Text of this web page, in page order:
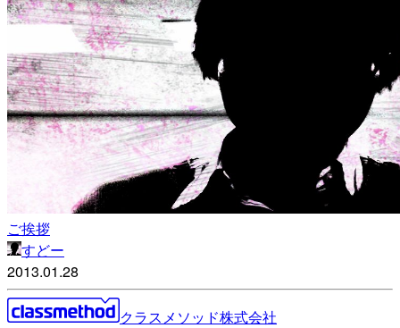
ご挨拶
すどー
2013.01.28
クラスメソッド株式会社